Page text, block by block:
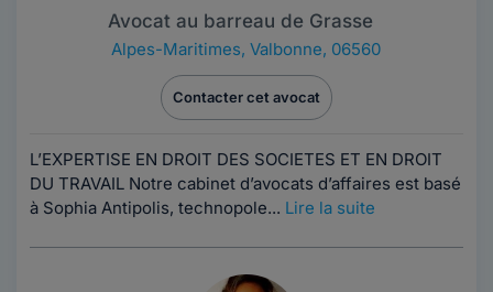
Avocat au barreau de Grasse
Alpes-Maritimes, Valbonne, 06560
Contacter cet avocat
L’EXPERTISE EN DROIT DES SOCIETES ET EN DROIT
DU TRAVAIL Notre cabinet d’avocats d’affaires est basé
à Sophia Antipolis, technopole... Lire la suite